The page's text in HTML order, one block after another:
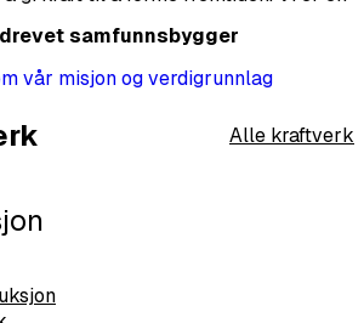
samfunnsbygger
vår misjon og verdigrunnlag
Alle kraftverk
Driva vannkraftverk